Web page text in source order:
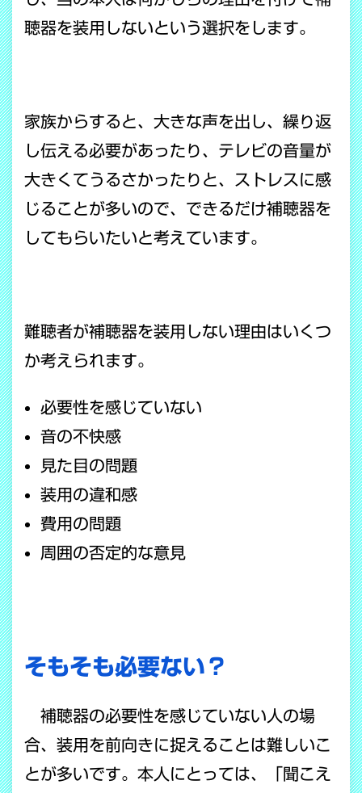
聴器を装用しないという選択をします。
家族からすると、大きな声を出し、繰り返
し伝える必要があったり、テレビの音量が
大きくてうるさかったりと、ストレスに感
じることが多いので、できるだけ補聴器を
してもらいたいと考えています。
難聴者が補聴器を装用しない理由はいくつ
か考えられます。
必要性を感じていない
音の不快感
見た目の問題
装用の違和感
費用の問題
周囲の否定的な意見
そもそも必要ない？
補聴器の必要性を感じていない人の場
合、装用を前向きに捉えることは難しいこ
とが多いです。本人にとっては、「聞こえ